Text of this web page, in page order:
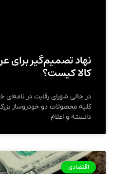
نهاد تصمیم‌گیر برای
کالا کیست؟
در حالی شورای رقابت در
کلیه محصولات دو خودروساز بزرگ
دانسته و اعلام
اقتصادی